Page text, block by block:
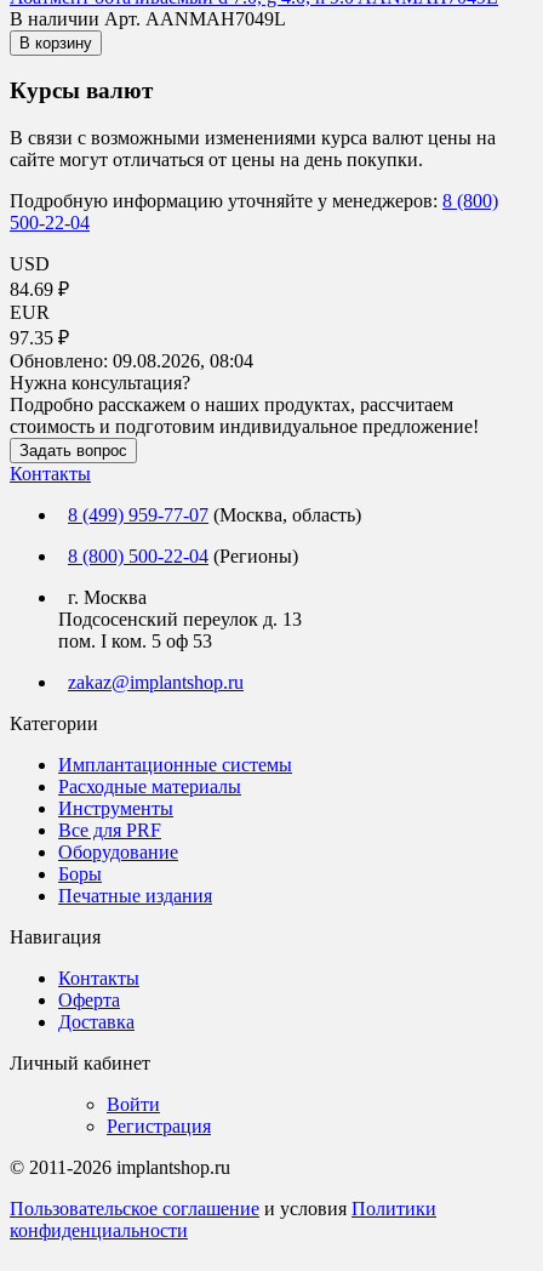
В наличии Арт. AANMAH7049L
В корзину
Курсы валют
В связи с возможными изменениями курса валют цены на
сайте могут отличаться от цены на день покупки.
Подробную информацию уточняйте у менеджеров: 8 (800)
500-22-04
USD
84.69 ₽
EUR
97.35 ₽
Обновлено: 09.08.2026, 08:04
Нужна консультация?
Подробно расскажем о наших продуктах, рассчитаем
стоимость и подготовим индивидуальное предложение!
Задать вопрос
Контакты
8 (499) 959-77-07 (Москва, область)
8 (800) 500-22-04 (Регионы)
г. Москва
Подсосенский переулок д. 13
пом. I ком. 5 оф 53
zakaz@implantshop.ru
Категории
Имплантационные системы
Расходные материалы
Инструменты
Все для PRF
Оборудование
Боры
Печатные издания
Навигация
Контакты
Оферта
Доставка
Личный кабинет
Войти
Регистрация
© 2011-2026 implantshop.ru
Пользовательское соглашение и условия Политики
конфиденциальности